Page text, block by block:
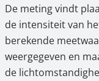
De meting vindt
de intensiteit van
berekende
weergegeven en
de